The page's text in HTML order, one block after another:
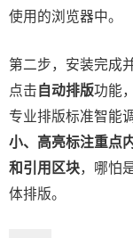
使用的浏览器中。
第二步，安装完成
点击 自动排版功能
专业排版标准智
小、高亮标注重点
和引用区块，哪怕
体排版。